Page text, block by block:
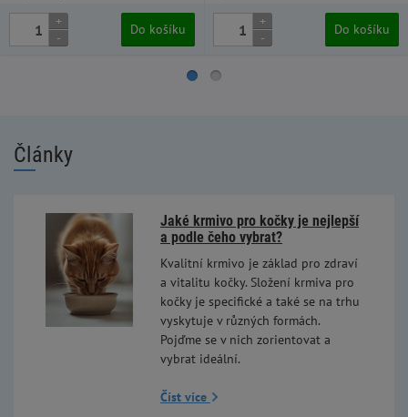
+
-
Do košíku
+
-
Do košíku
Články
Jaké krmivo pro kočky je nejlepší
a podle čeho vybrat?
Kvalitní krmivo je základ pro zdraví
a vitalitu kočky. Složení krmiva pro
kočky je specifické a také se na trhu
vyskytuje v různých formách.
Pojďme se v nich zorientovat a
vybrat ideální.
Číst více